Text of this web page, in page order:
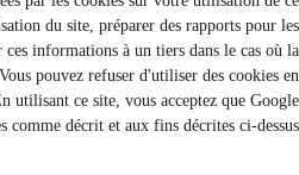
IP) vers des serveurs aux États-Unis
et fournir d'autres services liés à
les informations pour le compte de
sur votre navigateur, mais